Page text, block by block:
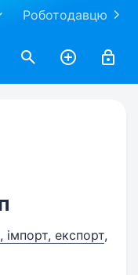
Роботодавцю
імпорт, експорт,